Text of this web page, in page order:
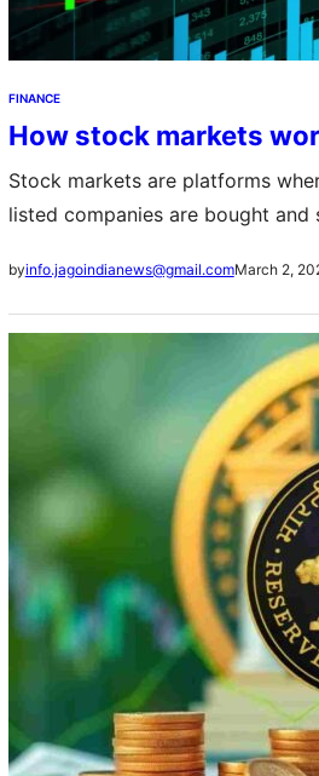
FINANCE
How stock markets
Stock markets are platforms
listed companies are bought and
investors through an…
byinfo.jagoindianews@gmail.comMarch 2,